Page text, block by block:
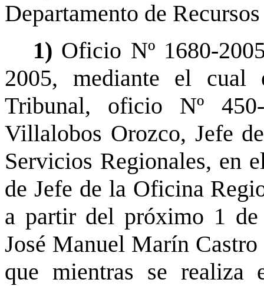
Departamento de
1) Oficio Nº 1680-
2005, mediante el cual
Tribunal, oficio Nº
Villalobos Orozco, Jefe
Servicios Regionales, en
de Jefe de la Oficina
a partir del próximo 1
José Manuel Marín
que mientras se realiza